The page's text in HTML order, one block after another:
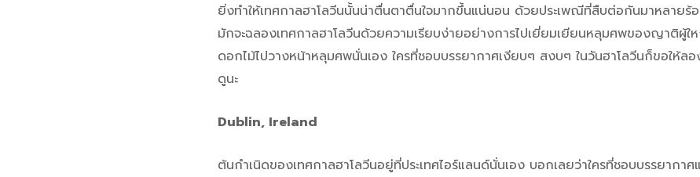
ยิ่งทำให้เทศกาลฮาโลวีนนั้นน่าตื่นตาตื่นใจมากขึ้นแน่นอน ด้วยประเพณีที่สืบต่อกันมาหลาย
มักจะฉลองเทศกาลฮาโลวีนด้วยความเรียบง่ายอย่างการไปเยี่ยมเยียนหลุมศพของญาติผู้ใ
ดอกไม้ไปวางหน้าหลุมศพนั่นเอง ใครที่ชอบบรรยากาศเงียบๆ สงบๆ ในวันฮาโลวีนก็ขอให้ล
ดูนะ
Dublin, Ireland
ต้นกำเนิดของเทศกาลฮาโลวีนอยู่ที่ประเทศไอร์แลนด์นั่นเอง บอกเลยว่าใครที่ชอบบรรยากา